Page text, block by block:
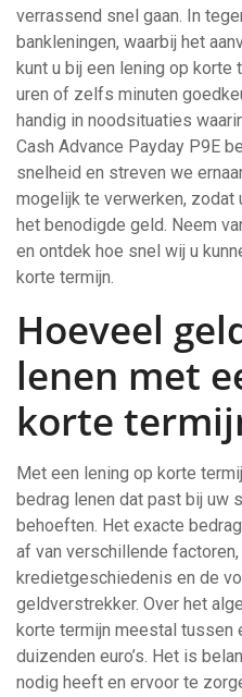
verrassend snel gaan. In
bankleningen, waarbij het
kunt u bij een lening op korte
uren of zelfs minuten
handig in noodsituaties
Cash Advance Payday P9E
snelheid en streven we
mogelijk te verwerken, zodat
het benodigde geld. Neem
en ontdek hoe snel wij u
korte termijn.
Hoeveel
lenen met
korte
Met een lening op korte
bedrag lenen dat past bij uw
behoeften. Het exacte
af van verschillende
kredietgeschiedenis en de
geldverstrekker. Over het
korte termijn meestal tussen
duizenden euro’s. Het is
nodig heeft en ervoor te